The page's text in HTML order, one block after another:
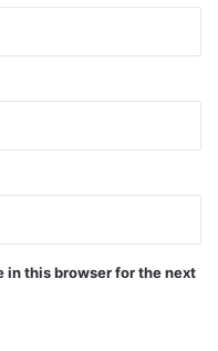
in this browser for the next